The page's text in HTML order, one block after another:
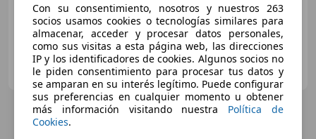
FLEXICAR BCN.
ES-08205 Sabadell
Con su consentimiento, nosotros y nuestros 263
socios usamos cookies o tecnologías similares para
almacenar, acceder y procesar datos personales,
como sus visitas a esta página web, las direcciones
IP y los identificadores de cookies. Algunos socios no
le piden consentimiento para procesar tus datos y
se amparan en su interés legítimo. Puede configurar
sus preferencias en cualquier momento u obtener
más información visitando nuestra Política de
Cookies.